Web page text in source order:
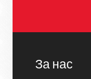
За нас